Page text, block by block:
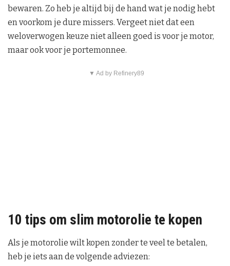
bewaren. Zo heb je altijd bij de hand wat je nodig hebt
en voorkom je dure missers. Vergeet niet dat een
weloverwogen keuze niet alleen goed is voor je motor,
maar ook voor je portemonnee.
▼ Ad by Refinery89
10 tips om slim motorolie te kopen
Als je motorolie wilt kopen zonder te veel te betalen,
heb je iets aan de volgende adviezen: